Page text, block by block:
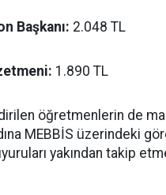
Başkanı: 2.048 TL
1.890 TL
öğretmenlerin de
MEBBİS üzerindeki
yakından takip